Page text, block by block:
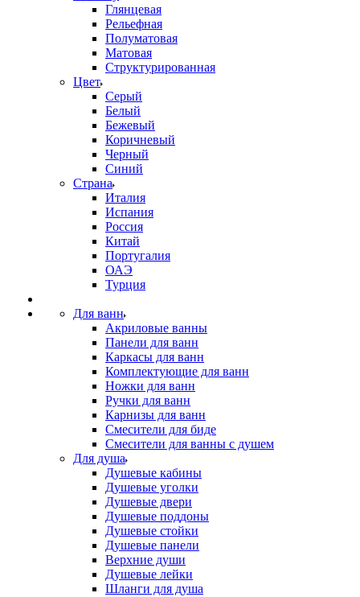
Глянцевая
Рельефная
Полуматовая
Матовая
Структурированная
Цвет
Серый
Белый
Бежевый
Коричневый
Черный
Синий
Страна
Италия
Испания
Россия
Китай
Португалия
ОАЭ
Турция
Для ванн
Акриловые ванны
Панели для ванн
Каркасы для ванн
Комплектующие для ванн
Ножки для ванн
Ручки для ванн
Карнизы для ванн
Смесители для биде
Смесители для ванны с душем
Для душа
Душевые кабины
Душевые уголки
Душевые двери
Душевые поддоны
Душевые стойки
Душевые панели
Верхние души
Душевые лейки
Шланги для душа